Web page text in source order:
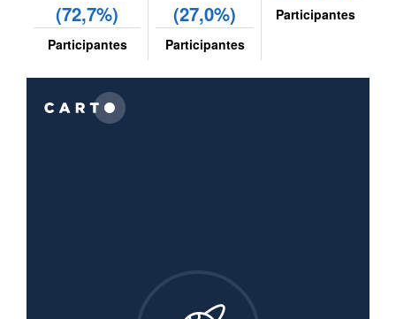
(72,7%)
Participantes
(27,0%)
Participantes
Participantes